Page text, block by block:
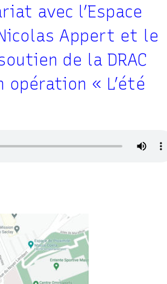
avec l’Espace
Appert et le
de la DRAC
« L’été